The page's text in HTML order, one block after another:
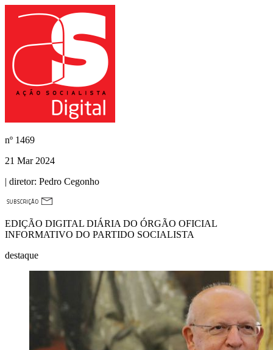
nº 1469
21 Mar 2024
| diretor: Pedro Cegonho
EDIÇÃO DIGITAL DIÁRIA DO ÓRGÃO OFICIAL
INFORMATIVO DO PARTIDO SOCIALISTA
destaque